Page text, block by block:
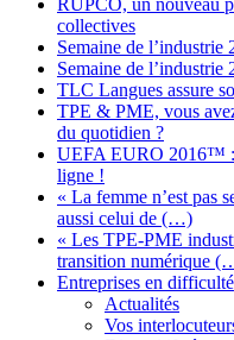
RUPCO, un nouveau
collectives
Semaine de l’industrie
Semaine de
TLC Langues assure
TPE & PME, vous
du quotidien ?
UEFA EURO 2016™ :
ligne !
« La femme n’est pas
aussi celui de (…)
« Les TPE-PME
transition numérique
Entreprises en difficulté
Actualités
Vos